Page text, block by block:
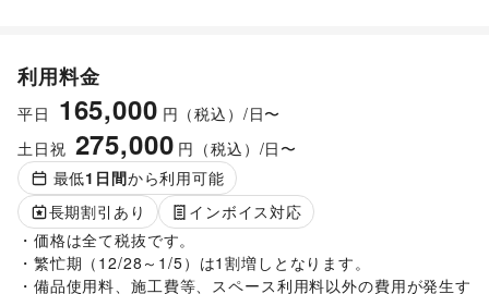
利用料金
平日 165,000 円（税込）/日〜
土日祝 275,000 円（税込）/日〜
最低1 日間から利用可能
長期割引あり
インボイス対応
・価格は全て税抜です。
・繁忙期（12/28～1/5）は1割増しとなります。
・備品使用料、施工費等、スペース利用料以外の費用が発生す